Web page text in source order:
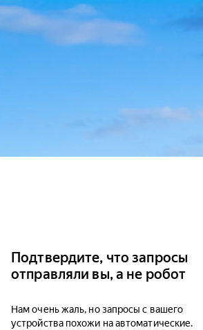
Подтвердите, что запросы
отправляли вы, а не робот
Нам очень жаль, но запросы с вашего
устройства похожи на автоматические.